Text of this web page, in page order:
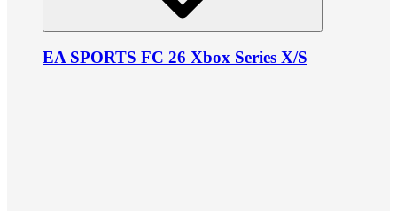
EA SPORTS FC 26 Xbox Series X/S